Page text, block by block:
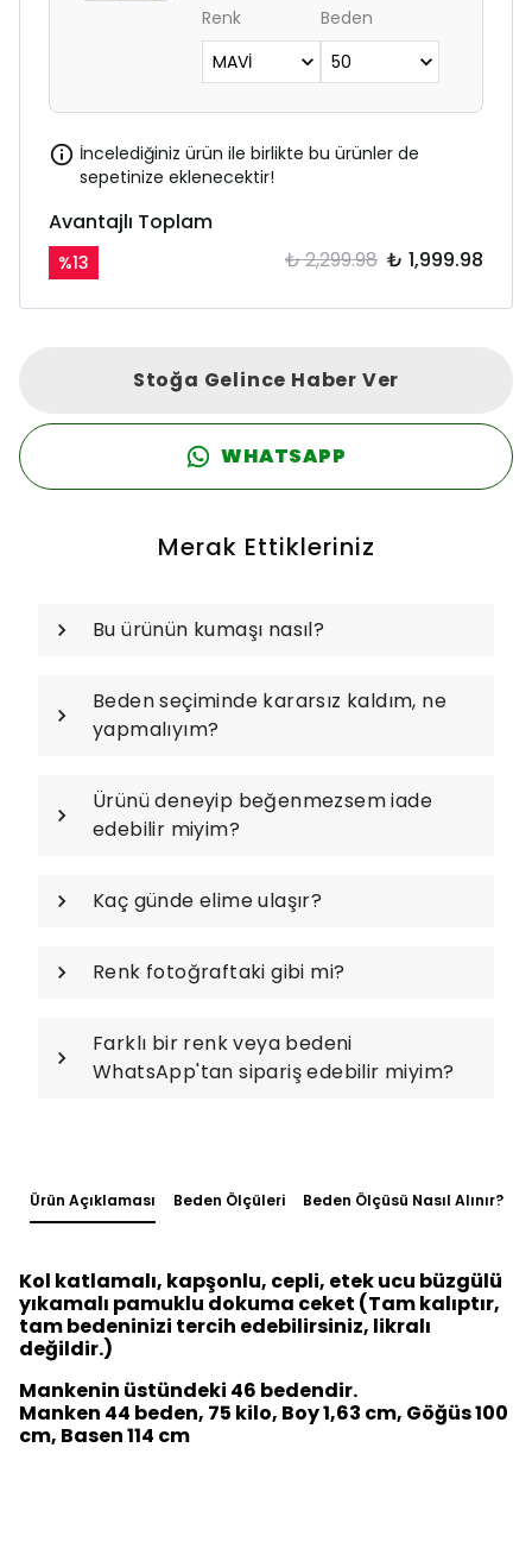
Renk
Beden
İncelediğiniz ürün ile birlikte bu ürünler de
sepetinize eklenecektir!
Avantajlı Toplam
%13 ₺ 2,299.98 ₺ 1,999.98
Stoğa Gelince Haber Ver
WHATSAPP
Merak Ettikleriniz
Bu ürünün kumaşı nasıl?
Beden seçiminde kararsız kaldım, ne
yapmalıyım?
Ürünü deneyip beğenmezsem iade
edebilir miyim?
Kaç günde elime ulaşır?
Renk fotoğraftaki gibi mi?
Farklı bir renk veya bedeni
WhatsApp'tan sipariş edebilir miyim?
Ürün Açıklaması Beden Ölçüleri Beden Ölçüsü Nasıl Alınır?
Kol katlamalı, kapşonlu, cepli, etek ucu büzgülü
yıkamalı pamuklu dokuma ceket (Tam kalıptır,
tam bedeninizi tercih edebilirsiniz, likralı
değildir.)
Mankenin üstündeki 46 bedendir.
Manken 44 beden, 75 kilo, Boy 1,63 cm, Göğüs 100
cm, Basen 114 cm